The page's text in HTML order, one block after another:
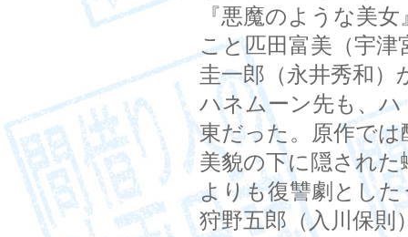
『悪魔のような美
こと匹田富美（宇津
圭一郎（永井秀和）
ハネムーン先も、
東だった。原作で
美貌の下に隠され
よりも復讐劇とし
狩野五郎（入川保則